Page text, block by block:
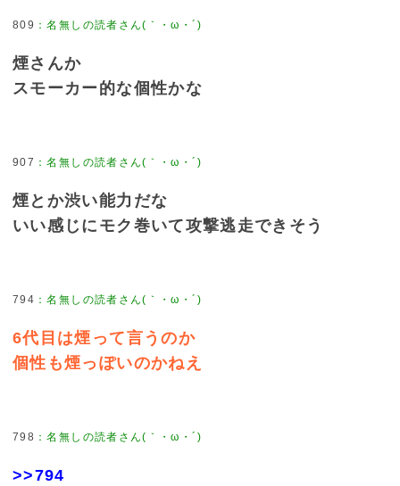
809 ：名無しの読者さん(｀・ω・´)
煙さんか
スモーカー的な個性かな
907 ：名無しの読者さん(｀・ω・´)
煙とか渋い能力だな
いい感じにモク巻いて攻撃逃走できそう
794 ：名無しの読者さん(｀・ω・´)
6代目は煙って言うのか
個性も煙っぽいのかねえ
798 ：名無しの読者さん(｀・ω・´)
>>794